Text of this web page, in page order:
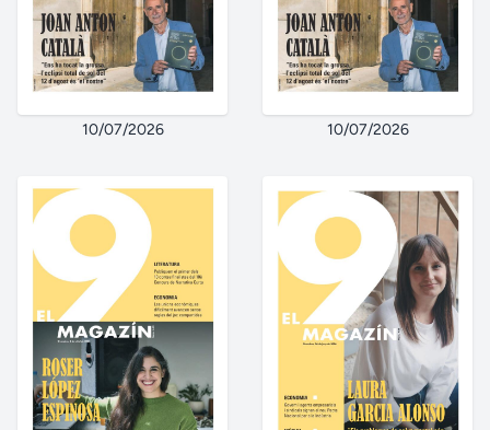
10/07/2026 10/07/2026